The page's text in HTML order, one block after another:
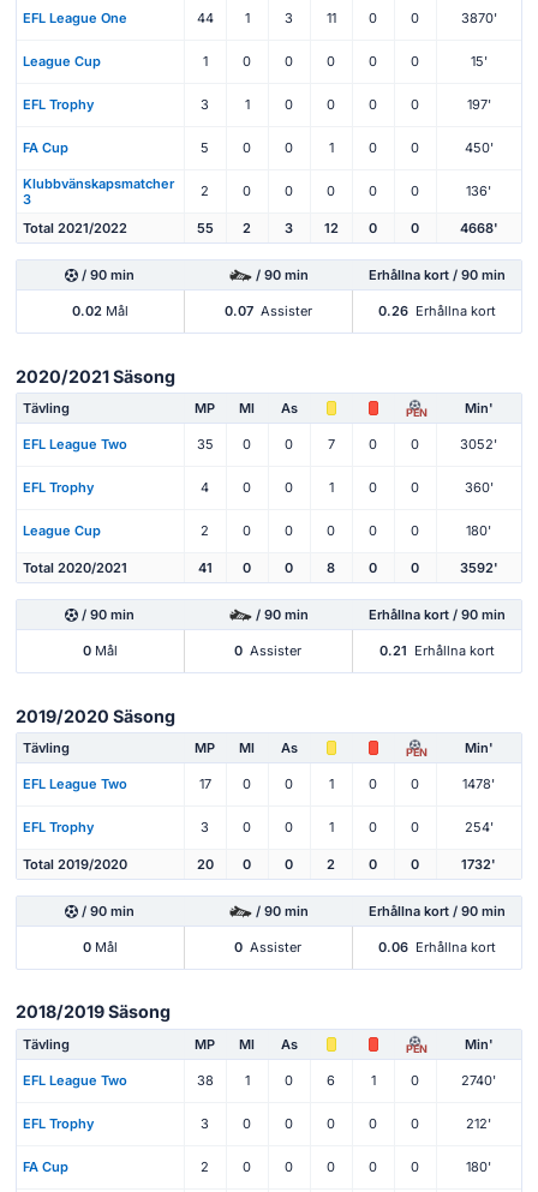
EFL League One 44 1 3 11 0 0 3870'
League Cup 1 0 0 0 0 0 15'
EFL Trophy 3 1 0 0 0 0 197'
FA Cup 5 0 0 1 0 0 450'
Klubbvänskapsmatcher
3
2 0 0 0 0 0 136'
Total 2021/2022 55 2 3 12 0 0 4668'
/ 90 min / 90 min Erhållna kort / 90 min
0.02Mål 0.07 Assister 0.26 Erhållna kort
2020/2021 Säsong
Tävling MP Ml As PEN Min'
EFL League Two 35 0 0 7 0 0 3052'
EFL Trophy 4 0 0 1 0 0 360'
League Cup 2 0 0 0 0 0 180'
Total 2020/2021 41 0 0 8 0 0 3592'
/ 90 min / 90 min Erhållna kort / 90 min
0Mål 0 Assister 0.21 Erhållna kort
2019/2020 Säsong
Tävling MP Ml As PEN Min'
EFL League Two 17 0 0 1 0 0 1478'
EFL Trophy 3 0 0 1 0 0 254'
Total 2019/2020 20 0 0 2 0 0 1732'
/ 90 min / 90 min Erhållna kort / 90 min
0Mål 0 Assister 0.06 Erhållna kort
2018/2019 Säsong
Tävling MP Ml As PEN Min'
EFL League Two 38 1 0 6 1 0 2740'
EFL Trophy 3 0 0 0 0 0 212'
FA Cup 2 0 0 0 0 0 180'